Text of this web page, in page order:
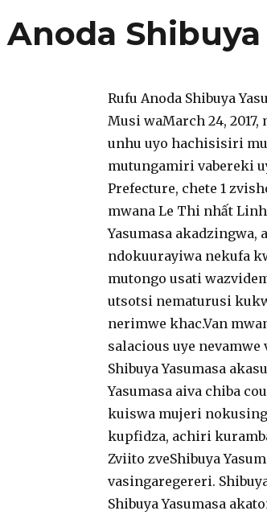
Shibuya
Rufu Anoda Shibuya
Musi waMarch 24, 2017,
unhu uyo ​​hachisisiri
mutungamiri vabereki
Prefecture, chete 1
mwana Le Thi nhất
Yasumasa akadzingwa,
ndokuurayiwa nekufa
mutongo usati
utsotsi nematurusi
nerimwe khac.Van
salacious uye nevamwe
Shibuya Yasumasa
Yasumasa aiva chiba
kuiswa mujeri
kupfidza, achiri
Zviito zveShibuya
vasingaregereri.
Shibuya Yasumasa